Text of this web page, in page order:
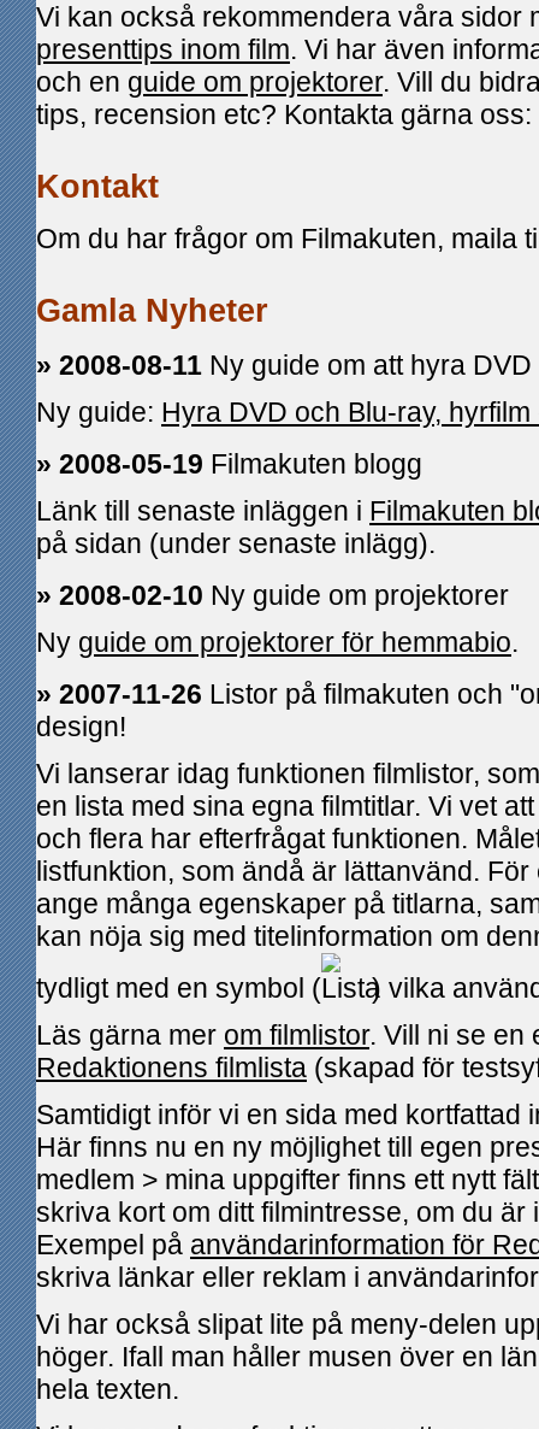
Vi kan också rekommendera våra sidor
presenttips inom film. Vi har även
och en guide om projektorer. Vill du
tips, recension etc? Kontakta gärna oss:
Kontakt
Om du har frågor om Filmakuten, maila
Gamla Nyheter
» 2008-08-11 Ny guide om att hyra
Ny guide: Hyra DVD och Blu-ray,
» 2008-05-19 Filmakuten blogg
Länk till senaste inläggen i Filmakuten
på sidan (under senaste inlägg).
» 2008-02-10 Ny guide om projektorer
Ny guide om projektorer för hemmabio.
» 2007-11-26 Listor på filmakuten och
design!
Vi lanserar idag funktionen filmlistor,
en lista med sina egna filmtitlar. Vi vet
och flera har efterfrågat funktionen.
listfunktion, som ändå är lättanvänd.
ange många egenskaper på titlarna,
kan nöja sig med titelinformation om
tydligt med en symbol (
) vilka
Läs gärna mer om filmlistor. Vill ni se en
Redaktionens filmlista (skapad för
Samtidigt inför vi en sida med kortfattad
Här finns nu en ny möjlighet till egen
medlem > mina uppgifter finns ett nytt
skriva kort om ditt filmintresse, om du
Exempel på användarinformation för
skriva länkar eller reklam i
Vi har också slipat lite på meny-delen
höger. Ifall man håller musen över en
hela texten.